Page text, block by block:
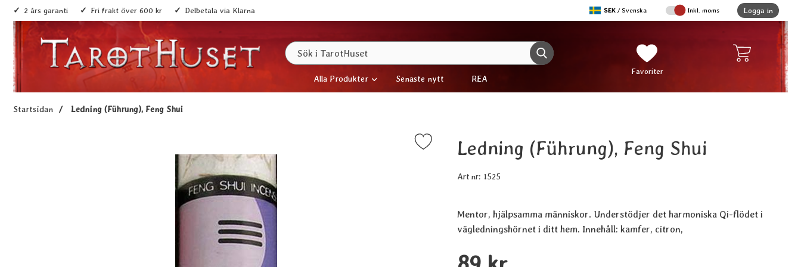
2 års garanti Fri frakt över 600 kr Delbetala via Klarna Sverige
,SEK / Svenska Inkl. moms Logga in
Sök
Genomför sökning Mina favoriter
Favoriter
Alla Produkter Senaste nytt REA
Startsidan Ledning (Führung), Feng Shui
Markera ledning (Führung), Feng Shui som favoritLedning (Führung), Feng Shui
Art nr: 1525
Mentor, hjälpsamma människor. Understödjer det harmoniska Qi-flödet i
vägledningshörnet i ditt hem. Innehåll: kamfer, citron,